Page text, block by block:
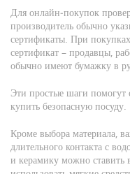
Для онлайн‑покупок
производитель обычно
сертификаты. При
сертификат – продавцы,
обычно имеют бумажку в
Эти простые шаги помогут
купить безопасную посуду.
Кроме выбора материала,
длительного контакта с
и керамику можно